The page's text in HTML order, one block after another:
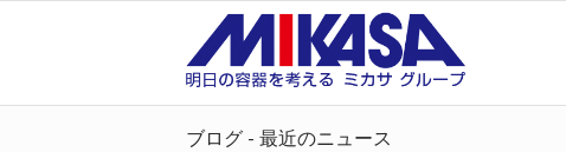
ブログ - 最近のニュース